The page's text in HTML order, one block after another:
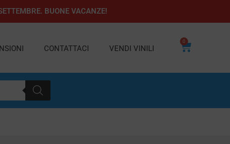
BUONE VACANZE!
CONTATTACI VENDI VINILI
0
Carrello